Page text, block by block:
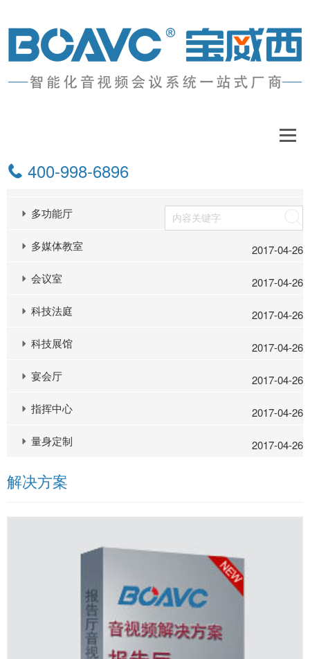
400-998-6896
报告厅
多功能厅
多媒体教室
2017-04-26
会议室
2017-04-26
科技法庭
2017-04-26
科技展馆
2017-04-26
宴会厅
2017-04-26
指挥中心
2017-04-26
量身定制
2017-04-26
解决方案